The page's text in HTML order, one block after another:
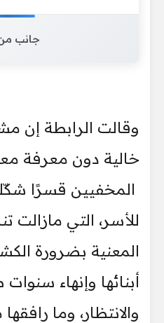
جانب
وقالت الرابطة إن
خالية دون معرفة
المخفيين قسرًا
للأسر، التي مازالت
المعنية بضرورة
أبنائها وإنهاء
والانتظار، وما